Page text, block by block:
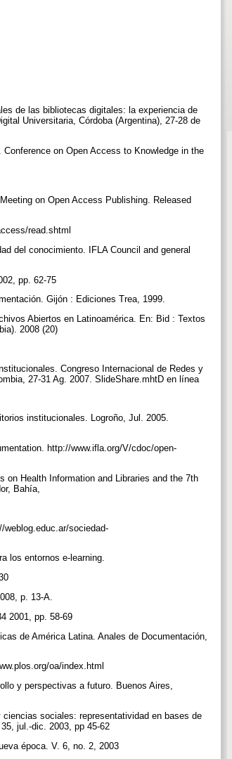
de las bibliotecas digitales: la experiencia de
Universitaria, Córdoba (Argentina), 27-28 de
on Open Access to Knowledge in the
on Open Access Publishing. Released
read.shtml
del conocimiento. IFLA Council and general
pp. 62-75
Gijón : Ediciones Trea, 1999.
Abiertos en Latinoamérica. En: Bid : Textos
2008 (20)
Congreso Internacional de Redes y
27-31 Ag. 2007. SlideShare.mhtD en línea
institucionales. Logroño, Jul. 2005.
http://www.ifla.org/V/cdoc/open-
on Health Information and Libraries and the 7th
Bahía,
sociedad-
los entornos e-learning.
p. 13-A.
2001, pp. 58-69
de América Latina. Anales de Documentación,
oa/index.html
y perspectivas a futuro. Buenos Aires,
sociales: representatividad en bases de
jul.-dic. 2003, pp 45-62
época. V. 6, no. 2, 2003